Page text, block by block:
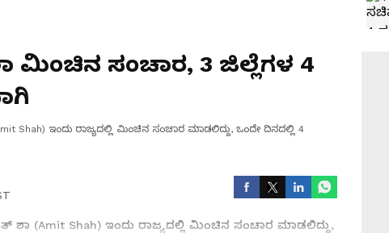
ಮಿಂಚಿನ ಸಂಚಾರ, 3 ಜಿಲ್ಲೆಗಳ 4
Shah) ಇಂದು ರಾಜ್ಯದಲ್ಲಿ ಮಿಂಚಿನ ಸಂಚಾರ ಮಾಡಲಿದ್ದು, ಒಂದೇ ದಿನದಲ್ಲಿ 4
(Amit Shah) ಇಂದು ರಾಜ್ಯದಲ್ಲಿ ಮಿಂಚಿನ ಸಂಚಾರ ಮಾಡಲಿದ್ದು,